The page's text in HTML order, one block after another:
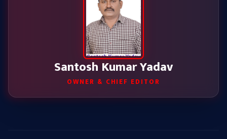
Santosh Kumar Yadav
OWNER & CHIEF EDITOR